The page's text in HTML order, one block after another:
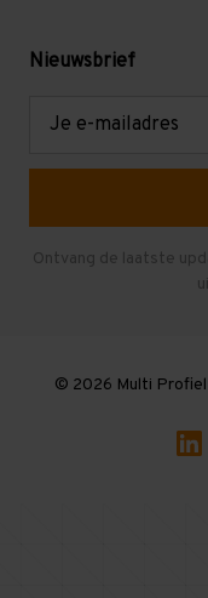
Levering en afhalen
Mezzanine
Gebruikte
Nieuwsbrief
Ontvang de laatste
© 2026 Multi Profiel